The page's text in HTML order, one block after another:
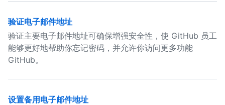
验证电子邮件地址
验证主要电子邮件地址可确保增强安全性，使 GitHub 员工
能够更好地帮助你忘记密码，并允许你访问更多功能
GitHub。
设置备用电子邮件地址